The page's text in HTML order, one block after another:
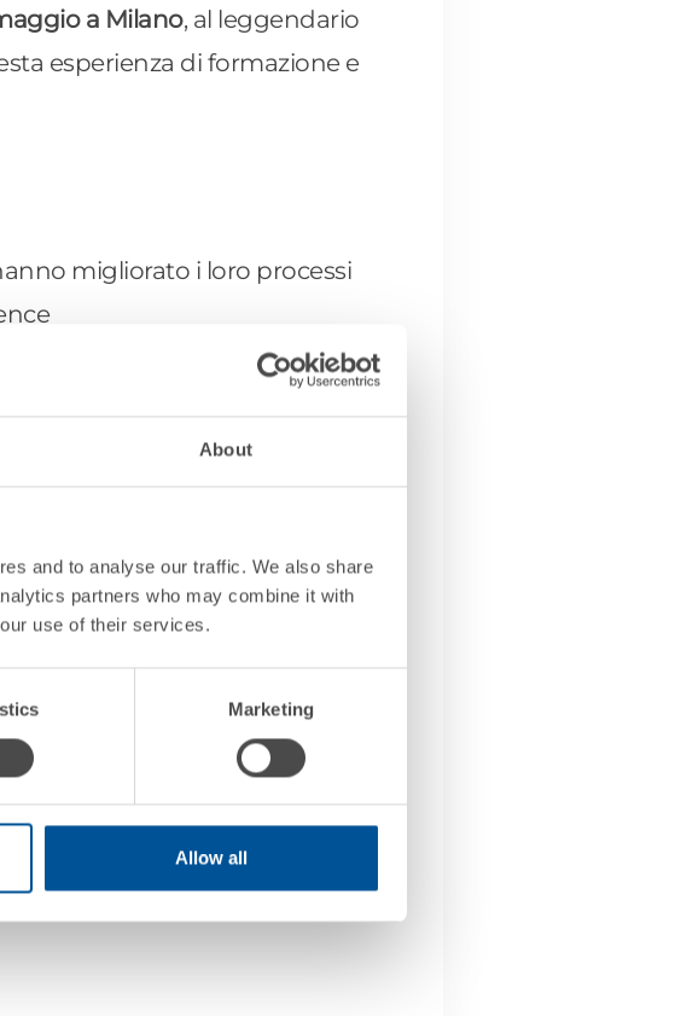
About
and to analyse our traffic. We also share
partners who may combine it with
use of their services.
Marketing
Allow all
a Milano, al leggendario
esperienza di formazione e
migliorato i loro processi
CX e come l’AI si integra in
e di ispirazione
le aziende verso l’integrazione
la sua Business Unit Deda
multi-brand di lusso per cui
con la base dati ERP,
E-commerce Manager di
di interazione con il cliente,